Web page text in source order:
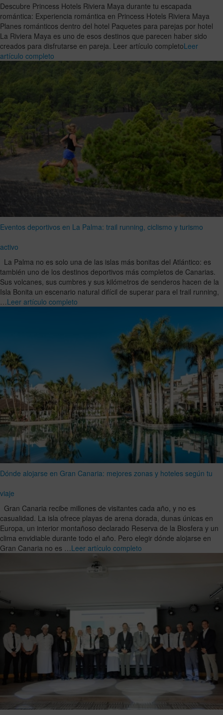
Descubre Princess Hotels Riviera Maya durante tu escapada
romántica: Experiencia romántica en Princess Hotels Riviera Maya
Planes románticos dentro del hotel Paquetes para parejas por hotel
La Riviera Maya es uno de esos destinos que parecen haber sido
creados para disfrutarse en pareja. Leer artículo completoLeer
artículo completo
Eventos deportivos en La Palma: trail running, ciclismo y turismo
activo
La Palma no es solo una de las islas más bonitas del Atlántico: es
también uno de los destinos deportivos más completos de Canarias.
Sus volcanes, sus cumbres y sus kilómetros de senderos hacen de la
Isla Bonita un escenario natural difícil de superar para el trail running,
…Leer artículo completo
Dónde alojarse en Gran Canaria: mejores zonas y hoteles según tu
viaje
Gran Canaria recibe millones de visitantes cada año, y no es
casualidad. La isla ofrece playas de arena dorada, dunas únicas en
Europa, un interior montañoso declarado Reserva de la Biosfera y un
clima envidiable durante todo el año. Pero elegir dónde alojarse en
Gran Canaria no es …Leer artículo completo